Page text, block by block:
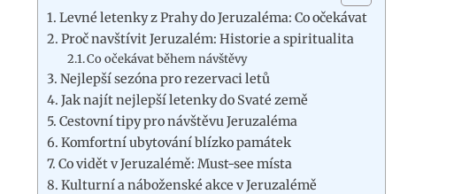
Levné letenky z Prahy do Jeruzaléma: Co očekávat
Proč navštívit Jeruzalém: Historie a spiritualita
Co očekávat během návštěvy
Nejlepší sezóna pro rezervaci letů
Jak najít nejlepší letenky do Svaté země
Cestovní tipy pro návštěvu Jeruzaléma
Komfortní ubytování blízko památek
Co vidět v Jeruzalémě: Must-see místa
Kulturní a náboženské akce v Jeruzalémě